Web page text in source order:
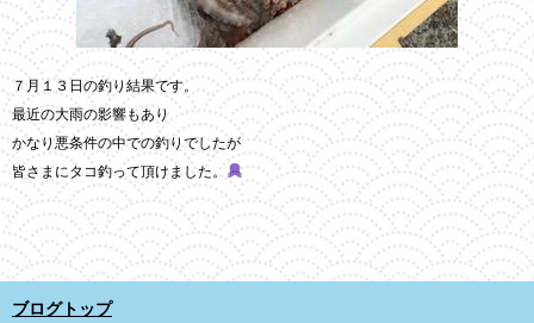
７月１３日の釣り結果です。
最近の大雨の影響もあり
かなり悪条件の中での釣りでしたが
皆さまにタコ釣って頂けました。
ブログトップ